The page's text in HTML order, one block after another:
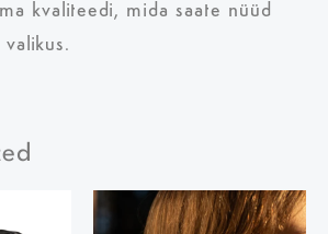
kvaliteedi, mida saate nüüd